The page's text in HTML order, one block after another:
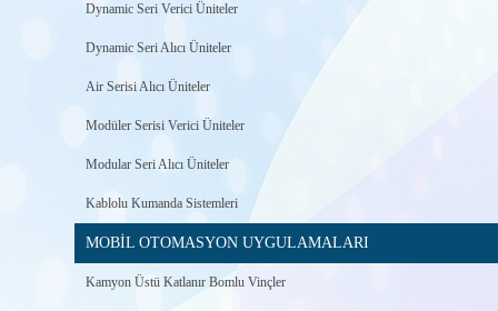
Dynamic Seri Verici Üniteler
Dynamic Seri Alıcı Üniteler
Air Serisi Alıcı Üniteler
Modüler Serisi Verici Üniteler
Modular Seri Alıcı Üniteler
Kablolu Kumanda Sistemleri
MOBİL OTOMASYON UYGULAMALARI
Kamyon Üstü Katlanır Bomlu Vinçler